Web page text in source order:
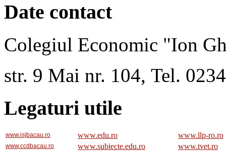
Date contact
Colegiul Economic "Ion
str. 9 Mai nr. 104, Tel.
Legaturi utile
www.isjbacau.ro www.edu.ro www.llp-ro.ro
www.ccdbacau.ro www.subiecte.edu.ro www.tvet.ro